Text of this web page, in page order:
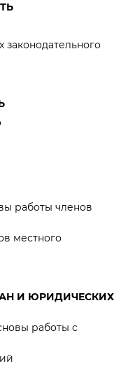
законодательного
работы членов
местного
И ЮРИДИЧЕСКИХ
работы с